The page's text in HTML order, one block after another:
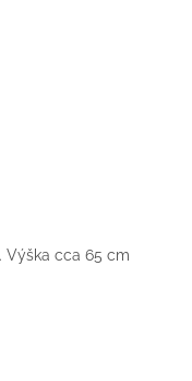
Výška cca 65 cm